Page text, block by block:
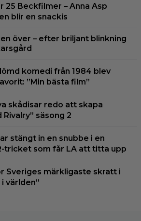
25 Beckfilmer – Anna Asp
blir en snackis
över – efter briljant blinkning
komedi från 1984 blev
”Min bästa film”
skådisar redo att skapa
säsong 2
stängt in en snubbe i en
tricket som får LA att titta upp
Sveriges märkligaste skratt i
världen”